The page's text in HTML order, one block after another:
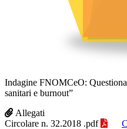
Indagine FNOMCeO:
sanitari e burnout”
Allegati
Circolare n. 32.2018 .pdf